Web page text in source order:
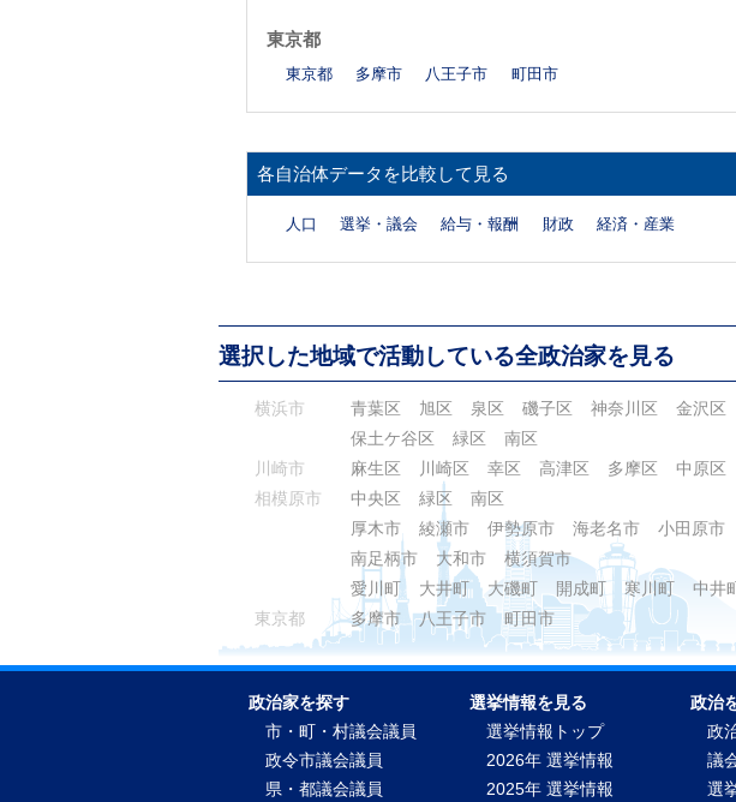
東京都
東京都 多摩市 八王子市 町田市
各自治体データを比較して見る
人口 選挙・議会 給与・報酬 財政 経済・産業
選択した地域で活動している全政治家を見る
横浜市 青葉区 旭区 泉区 磯子区 神奈川区 金沢区
保土ケ谷区
緑区
南区
川崎市
麻生区 川崎区 幸区 高津区 多摩区 中原区
相模原市
中央区 緑区
南区
厚木市
綾瀬市 伊勢原市 海老名市 小田原市
南足柄市
大和市
横須賀市
愛川町
大井町 大磯町 開成町 寒川町 中井
東京都
多摩市 八王子市 町田市
政治家を探す
市・町・村議会議員
政令市議会議員
県・都議会議員
選挙情報を見る
選挙情報トップ
2026年 選挙情報
2025年 選挙情報
政治
政
議
選